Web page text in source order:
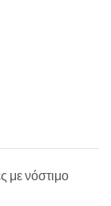
με νόστιμο